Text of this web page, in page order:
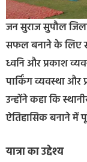
जन सुराज सुपौल
सफल बनाने के लिए
ध्वनि और प्रकाश
पार्किंग व्यवस्था और
उन्होंने कहा कि
ऐतिहासिक बनाने में
यात्रा का उद्देश्य